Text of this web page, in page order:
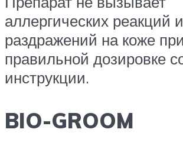
аллергических реакций и
раздражений на коже при
правильной дозировке
инструкции.
BIO-GROOM